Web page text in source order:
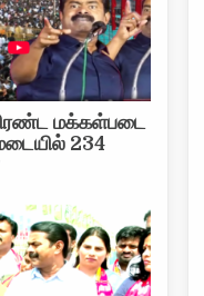
திரண்ட மக்கள்படை
234